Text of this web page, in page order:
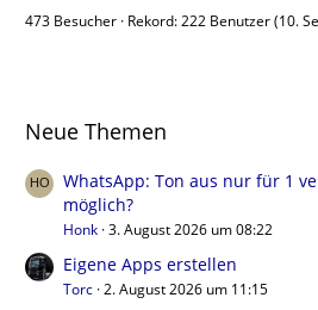
473 Besucher Rekord: 222 Benutzer (10.
Neue Themen
WhatsApp: Ton aus nur für 1
möglich?
Honk 3. August 2026 um 08:22
Eigene Apps erstellen
Torc 2. August 2026 um 11:15